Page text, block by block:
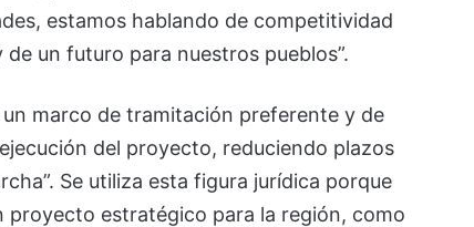
estamos hablando de competitividad
un futuro para nuestros pueblos”.
marco de tramitación preferente y de
del proyecto, reduciendo plazos
Se utiliza esta figura jurídica porque
proyecto estratégico para la región, como